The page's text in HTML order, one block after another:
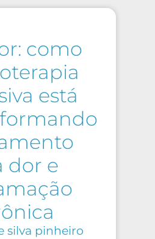
como
está
dor e
silva pinheiro